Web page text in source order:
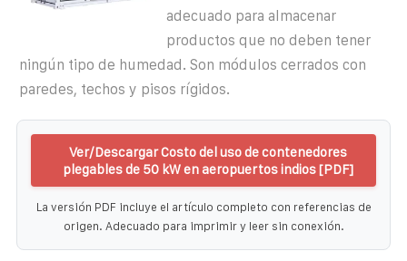
adecuado para almacenar
productos que no deben tener
ningún tipo de humedad. Son módulos cerrados con
paredes, techos y pisos rígidos.
Ver/Descargar Costo del uso de contenedores
plegables de 50 kW en aeropuertos indios [PDF]
La versión PDF incluye el artículo completo con referencias de
origen. Adecuado para imprimir y leer sin conexión.